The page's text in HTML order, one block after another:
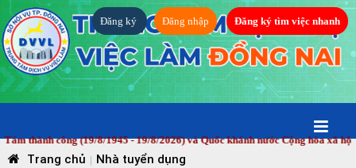
Đăng ký Đăng nhập Đăng ký tìm việc nhanh
thành công (19/8/1945 - 19/8/2026) và Quốc khánh nước Cộng hòa xã
Trang chủ | Nhà tuyển dụng